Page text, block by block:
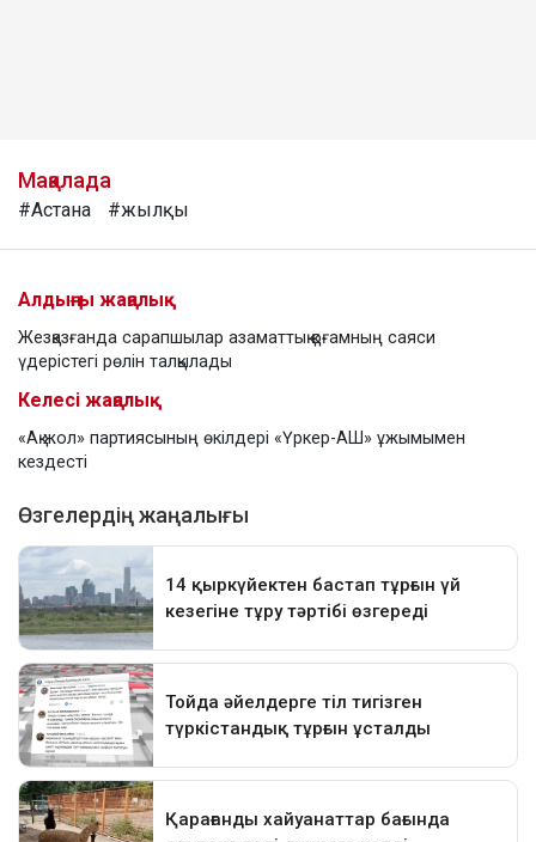
Мақалада
#Астана #жылқы
Алдыңғы жаңалық
Жезқазғанда сарапшылар азаматтық қоғамның саяси
үдерістегі рөлін талқылады
Келесі жаңалық
«Ақ жол» партиясының өкілдері «Үркер-АШ» ұжымымен
кездесті